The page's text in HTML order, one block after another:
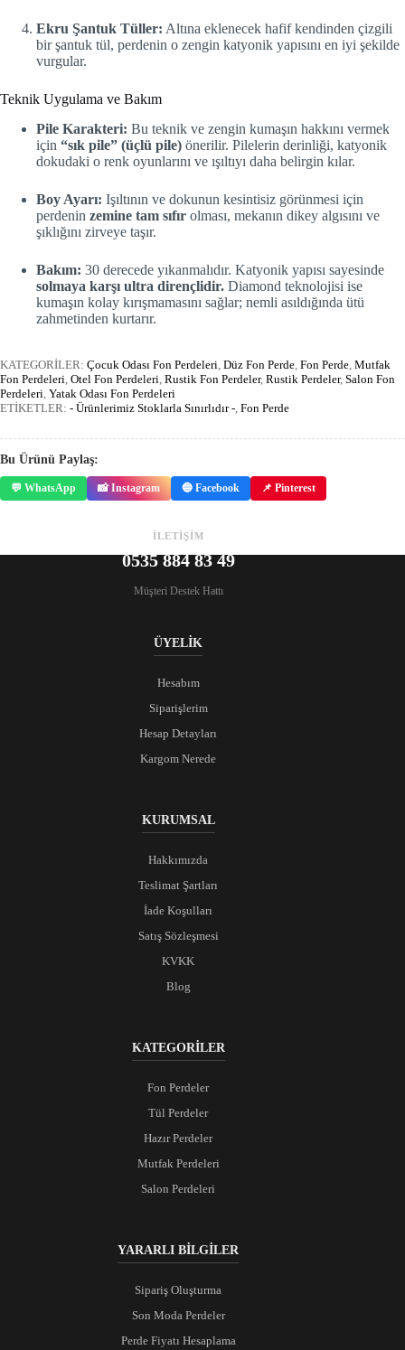
Ekru Şantuk Tüller: Altına eklenecek hafif kendinden çizgili
bir şantuk tül, perdenin o zengin katyonik yapısını en iyi şekilde
vurgular.
Teknik Uygulama ve Bakım
Pile Karakteri: Bu teknik ve zengin kumaşın hakkını vermek
için “sık pile” (üçlü pile) önerilir. Pilelerin derinliği, katyonik
dokudaki o renk oyunlarını ve ışıltıyı daha belirgin kılar.
Boy Ayarı: Işıltının ve dokunun kesintisiz görünmesi için
perdenin zemine tam sıfır olması, mekanın dikey algısını ve
şıklığını zirveye taşır.
Bakım: 30 derecede yıkanmalıdır. Katyonik yapısı sayesinde
solmaya karşı ultra dirençlidir. Diamond teknolojisi ise
kumaşın kolay kırışmamasını sağlar; nemli asıldığında ütü
zahmetinden kurtarır.
KATEGORİLER: Çocuk Odası Fon Perdeleri Düz Fon Perde Fon Perde Mutfak
Fon Perdeleri Otel Fon Perdeleri Rustik Fon Perdeler, Rustik Perdeler, Salon Fon
Perdeleri Yatak Odası Fon Perdeleri
ETİKETLER: - Ürünlerimiz Stoklarla Sınırlıdır - Fon Perde
Bu Ürünü Paylaş:
💬 WhatsApp 📸 Instagram 🔵 Facebook 📌 Pinterest
İLETİŞİM
0535 884 83 49
Müşteri Destek Hattı
ÜYELİK
Hesabım
Siparişlerim
Hesap Detayları
Kargom Nerede
KURUMSAL
Hakkımızda
Teslimat Şartları
İade Koşulları
Satış Sözleşmesi
KVKK
Blog
KATEGORİLER
Fon Perdeler
Tül Perdeler
Hazır Perdeler
Mutfak Perdeleri
Salon Perdeleri
YARARLI BİLGİLER
Sipariş Oluşturma
Son Moda Perdeler
Perde Fiyatı Hesaplama